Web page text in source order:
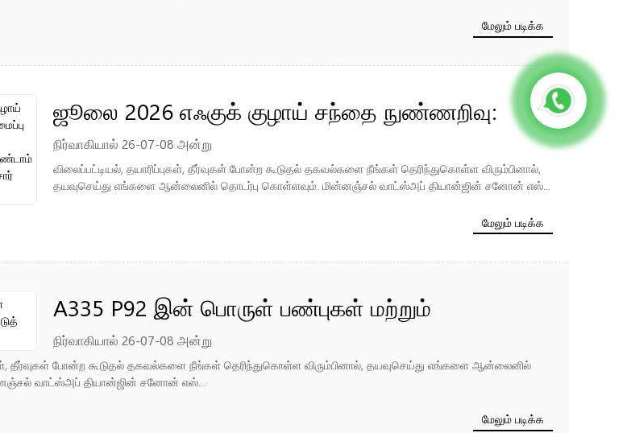
மேலும் படிக்க
ஜூலை 2026 எஃகுக் குழாய் சந்தை நுண்ணறிவு:
கட்டமைப்பு மாற்றங்கள், மூலப்பொருள் புத்தாக்கங்கள்
மற்றும் இரண்டாம் அரையாண்டிற்கான உத்திசார்
நிர்வாகியால் 26-07-08 அன்று
விலைப்பட்டியல், தயாரிப்புகள், தீர்வுகள் போன்ற கூடுதல் தகவல்களை நீங்கள் தெரிந்துகொள்ள விரும்பினால்,
தயவுசெய்து எங்களை ஆன்லைனில் தொடர்பு கொள்ளவும். மின்னஞ்சல் வாட்ஸ்அப் தியான்ஜின் சனோன் எஸ்...
மேலும் படிக்க
A335 P92 இன் பொருள் பண்புகள் மற்றும்
பயன்பாட்டுத் துறைகள்
நிர்வாகியால் 26-07-08 அன்று
தீர்வுகள் போன்ற கூடுதல் தகவல்களை நீங்கள் தெரிந்துகொள்ள விரும்பினால், தயவுசெய்து எங்களை ஆன்லைனில்
வாட்ஸ்அப் தியான்ஜின் சனோன் எஸ்...
மேலும் படிக்க